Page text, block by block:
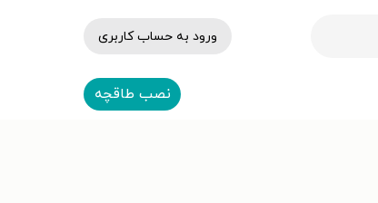
ورود به حساب کاربری
نصب طاقچه